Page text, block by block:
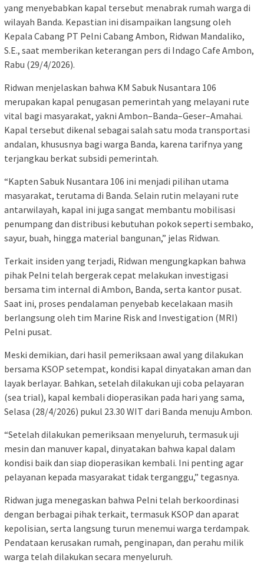
yang menyebabkan kapal tersebut menabrak rumah warga di
wilayah Banda. Kepastian ini disampaikan langsung oleh
Kepala Cabang PT Pelni Cabang Ambon, Ridwan Mandaliko,
S.E., saat memberikan keterangan pers di Indago Cafe Ambon,
Rabu (29/4/2026).
Ridwan menjelaskan bahwa KM Sabuk Nusantara 106
merupakan kapal penugasan pemerintah yang melayani rute
vital bagi masyarakat, yakni Ambon–Banda–Geser–Amahai.
Kapal tersebut dikenal sebagai salah satu moda transportasi
andalan, khususnya bagi warga Banda, karena tarifnya yang
terjangkau berkat subsidi pemerintah.
“Kapten Sabuk Nusantara 106 ini menjadi pilihan utama
masyarakat, terutama di Banda. Selain rutin melayani rute
antarwilayah, kapal ini juga sangat membantu mobilisasi
penumpang dan distribusi kebutuhan pokok seperti sembako,
sayur, buah, hingga material bangunan,” jelas Ridwan.
Terkait insiden yang terjadi, Ridwan mengungkapkan bahwa
pihak Pelni telah bergerak cepat melakukan investigasi
bersama tim internal di Ambon, Banda, serta kantor pusat.
Saat ini, proses pendalaman penyebab kecelakaan masih
berlangsung oleh tim Marine Risk and Investigation (MRI)
Pelni pusat.
Meski demikian, dari hasil pemeriksaan awal yang dilakukan
bersama KSOP setempat, kondisi kapal dinyatakan aman dan
layak berlayar. Bahkan, setelah dilakukan uji coba pelayaran
(sea trial), kapal kembali dioperasikan pada hari yang sama,
Selasa (28/4/2026) pukul 23.30 WIT dari Banda menuju Ambon.
“Setelah dilakukan pemeriksaan menyeluruh, termasuk uji
mesin dan manuver kapal, dinyatakan bahwa kapal dalam
kondisi baik dan siap dioperasikan kembali. Ini penting agar
pelayanan kepada masyarakat tidak terganggu,” tegasnya.
Ridwan juga menegaskan bahwa Pelni telah berkoordinasi
dengan berbagai pihak terkait, termasuk KSOP dan aparat
kepolisian, serta langsung turun menemui warga terdampak.
Pendataan kerusakan rumah, penginapan, dan perahu milik
warga telah dilakukan secara menyeluruh.